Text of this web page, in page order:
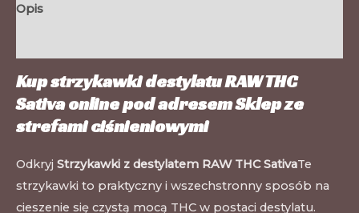
Opis
Kup strzykawki destylatu RAW THC
Sativa online pod adresemSklep ze
strefami ciśnieniowymi
Odkryj Strzykawki z destylatem RAW THC SativaTe
strzykawki to praktyczny i wszechstronny sposób na
cieszenie się czystą mocą THC w postaci destylatu.